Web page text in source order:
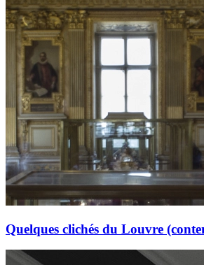
Quelques clichés du Louvre